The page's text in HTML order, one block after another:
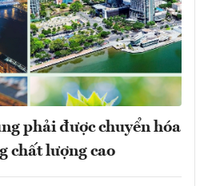
phải được chuyển hóa
chất lượng cao